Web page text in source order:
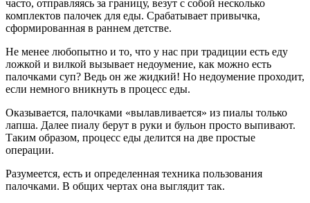
часто, отправляясь за границу, везут с собой несколько
комплектов палочек для еды. Срабатывает привычка,
сформированная в раннем детстве.
Не менее любопытно и то, что у нас при традиции есть еду
ложкой и вилкой вызывает недоумение, как можно есть
палочками суп? Ведь он же жидкий! Но недоумение проходит,
если немного вникнуть в процесс еды.
Оказывается, палочками «вылавливается» из пиалы только
лапша. Далее пиалу берут в руки и бульон просто выпивают.
Таким образом, процесс еды делится на две простые
операции.
Разумеется, есть и определенная техника пользования
палочками. В общих чертах она выглядит так.